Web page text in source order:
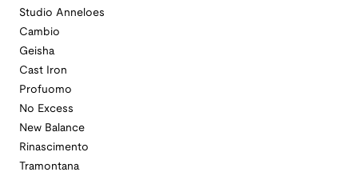
Studio Anneloes
Cambio
Geisha
Cast Iron
Profuomo
No Excess
New Balance
Rinascimento
Tramontana